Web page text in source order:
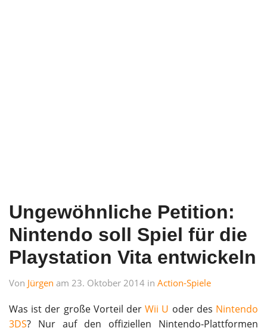
Ungewöhnliche Petition:
Nintendo soll Spiel für die
Playstation Vita entwickeln
Von Jürgen am 23. Oktober 2014 in Action-Spiele
Was ist der große Vorteil derWii U oder des Nintendo
3DS? Nur auf den offiziellen Nintendo-Plattformen